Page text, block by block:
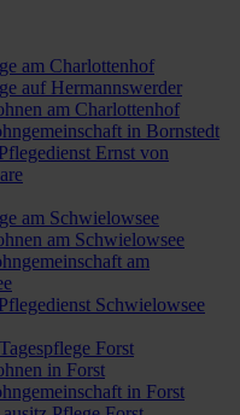
am Charlottenhof
auf Hermannswerder
am Charlottenhof
in Bornstedt
Ernst von
am Schwielowsee
am Schwielowsee
am
Schwielowsee
Forst
in Forst
in Forst